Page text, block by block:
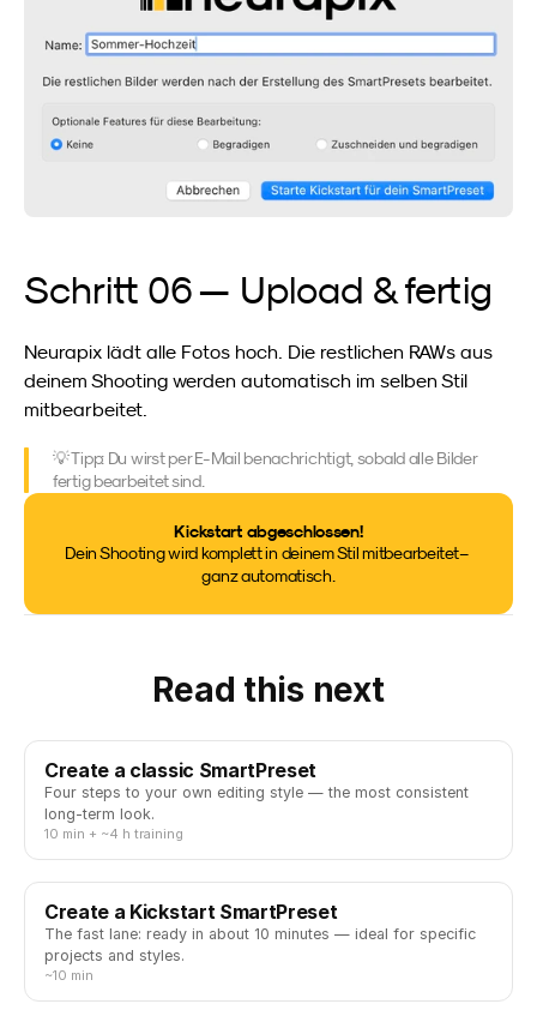
Schritt 06 — Upload & fertig
Neurapix lädt alle Fotos hoch. Die restlichen RAWs aus
deinem Shooting werden automatisch im selben Stil
mitbearbeitet.
💡 Tipp: Du wirst per E-Mail benachrichtigt, sobald alle Bilder
fertig bearbeitet sind.
Kickstart abgeschlossen!
Dein Shooting wird komplett in deinem Stil mitbearbeitet –
ganz automatisch.
Read this next
Create a classic SmartPreset
Four steps to your own editing style — the most consistent
long-term look.
10 min + ~4 h training
Create a Kickstart SmartPreset
The fast lane: ready in about 10 minutes — ideal for specific
projects and styles.
~10 min